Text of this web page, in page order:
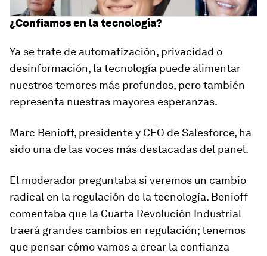
¿Confiamos en la tecnología?
Ya se trate de automatización, privacidad o
desinformación, la tecnología puede alimentar
nuestros temores más profundos, pero también
representa nuestras mayores esperanzas.
Marc Benioff, presidente y CEO de Salesforce, ha
sido una de las voces más destacadas del panel.
El moderador preguntaba si veremos un cambio
radical en la regulación de la tecnología. Benioff
comentaba que la Cuarta Revolución Industrial
traerá grandes cambios en regulación; tenemos
que pensar cómo vamos a crear la confianza